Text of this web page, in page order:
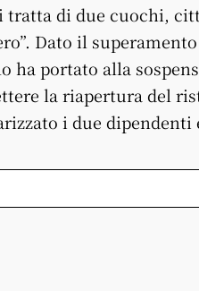
tratta di due cuochi,
Dato il
ha portato alla
la riapertura del
i due dipendenti